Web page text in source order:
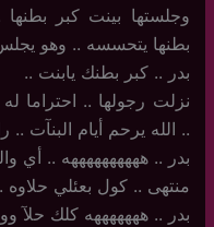
وجلستها بينت كبر
بطنها يتحسسه .. وهو
بدر .. كبر بطنك يابنت ..
نزلت رجولها .. احتراما
.. الله يرحم أيام البنآت
بدر .. ههههههههههه .. أي
منتهى .. كول بعئلي حلاوه
بدر .. هههههههه كلك حلآ